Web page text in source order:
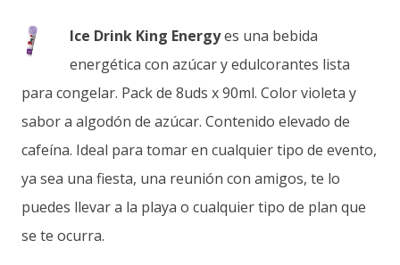
Ice Drink King Energyes una bebida
energética con azúcar y edulcorantes lista
para congelar. Pack de 8uds x 90ml. Color violeta y
sabor a algodón de azúcar. Contenido elevado de
cafeína. Ideal para tomar en cualquier tipo de evento,
ya sea una fiesta, una reunión con amigos, te lo
puedes llevar a la playa o cualquier tipo de plan que
se te ocurra.